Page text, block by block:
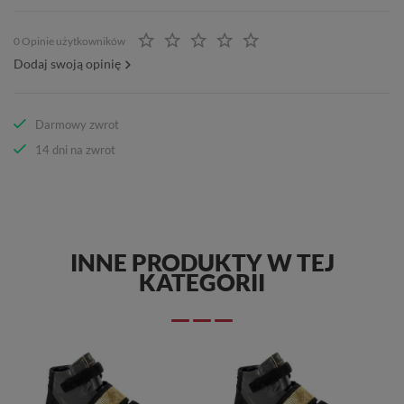
0 Opinie użytkowników
Dodaj swoją opinię
Darmowy zwrot
14 dni na zwrot
INNE PRODUKTY W TEJ
KATEGORII